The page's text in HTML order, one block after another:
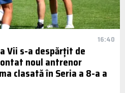
16:40
Vii s-a despărțit de
noul antrenor
clasată în Seria a 8-a a